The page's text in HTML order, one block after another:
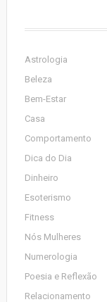
Astrologia
Beleza
Bem-Estar
Casa
Comportamento
Dica do Dia
Dinheiro
Esoterismo
Fitness
Nós Mulheres
Numerologia
Poesia e Reflexão
Relacionamento